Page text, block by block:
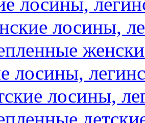
лосины,
лосины,
лосины,